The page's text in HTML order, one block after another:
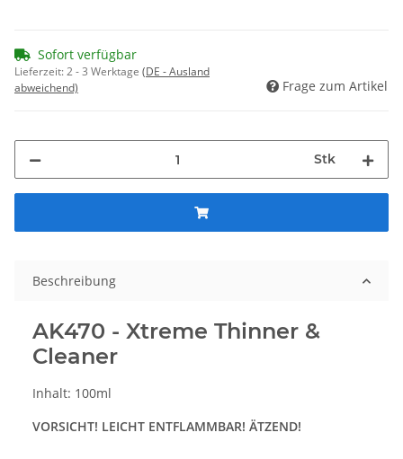
Sofort verfügbar
Lieferzeit:2 - 3 Werktage (DE - Ausland
abweichend)
Frage zum Artikel
Stk
Beschreibung
AK470 - Xtreme Thinner &
Cleaner
Inhalt: 100ml
VORSICHT! LEICHT ENTFLAMMBAR! ÄTZEND!